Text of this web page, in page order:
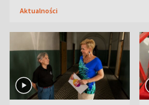
Aktualności